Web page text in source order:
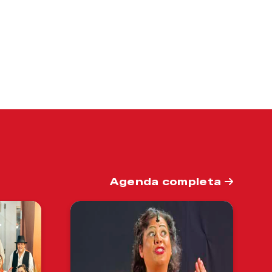
Agenda completa